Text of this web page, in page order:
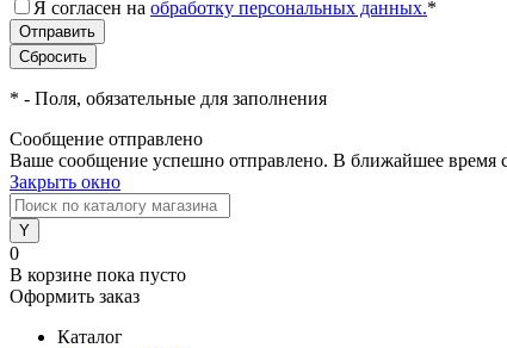
Я согласен на обработку персональных данных.*
* - Поля, обязательные для заполнения
Сообщение отправлено
Ваше сообщение успешно отправлено. В ближайшее время
Закрыть окно
0
В корзине пока пусто
Оформить заказ
Каталог